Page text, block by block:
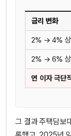
금리 변화
2% → 4%
2% → 6%
연 이자 극단
그 결과 주택담보